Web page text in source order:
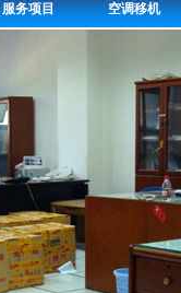
服务项目 空调移机